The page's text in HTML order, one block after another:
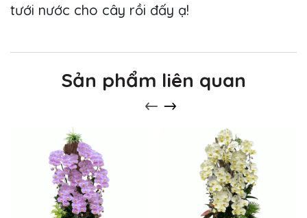
tưới nước cho cây rồi đấy ạ!
Sản phẩm liên quan